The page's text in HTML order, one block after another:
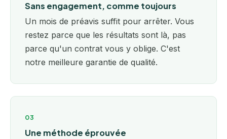
Sans engagement, comme toujours
Un mois de préavis suffit pour arrêter. Vous
restez parce que les résultats sont là, pas
parce qu'un contrat vous y oblige. C'est
notre meilleure garantie de qualité.
03
Une méthode éprouvée